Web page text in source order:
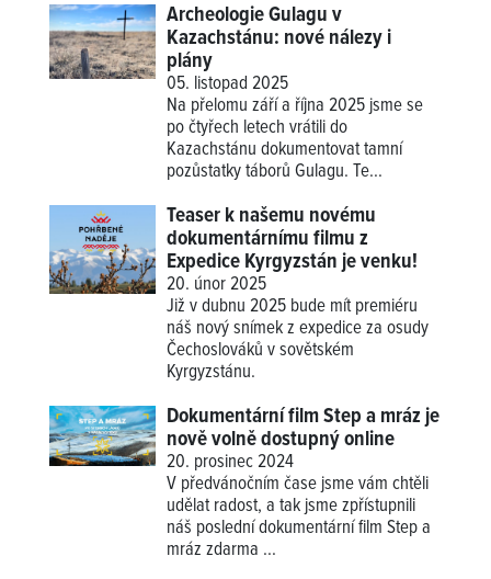
Archeologie Gulagu v
Kazachstánu: nové nálezy i
plány
05. listopad 2025
Na přelomu září a října 2025 jsme se
po čtyřech letech vrátili do
Kazachstánu dokumentovat tamní
pozůstatky táborů Gulagu. Te...
Teaser k našemu novému
dokumentárnímu filmu z
Expedice Kyrgyzstán je venku!
20. únor 2025
Již v dubnu 2025 bude mít premiéru
náš nový snímek z expedice za osudy
Čechoslováků v sovětském
Kyrgyzstánu.
Dokumentární film Step a mráz je
nově volně dostupný online
20. prosinec 2024
V předvánočním čase jsme vám chtěli
udělat radost, a tak jsme zpřístupnili
náš poslední dokumentární film Step a
mráz zdarma ...